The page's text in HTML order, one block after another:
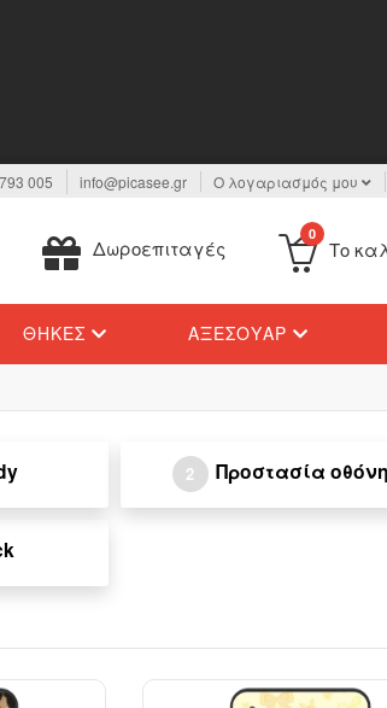
005 info@picasee.gr Ο λογαριασμός μου
Δωροεπιταγές
0
Το
ΘΉΚΕΣ ΑΞΕΣΟΥΆΡ
2 Προστασία